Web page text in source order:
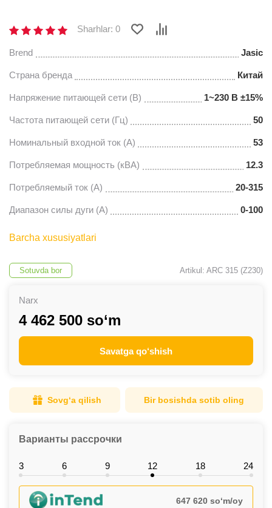
Sharhlar: 0
Brend Jasic
Страна бренда Китай
Напряжение питающей сети (В) 1~230 В ±15%
Частота питающей сети (Гц) 50
Номинальный входной ток (А) 53
Потребляемая мощность (кВА) 12.3
Потребляемый ток (A) 20-315
Диапазон силы дуги (A) 0-100
Barcha xususiyatlari
Sotuvda bor Artikul: ARC 315 (Z230)
Narx
4 462 500 so‘m
Savatga qo‘shish
Sovg‘a qilish Bir bosishda sotib oling
Варианты рассрочки
3 6 9 12 18 24
647 620 so‘m/oy